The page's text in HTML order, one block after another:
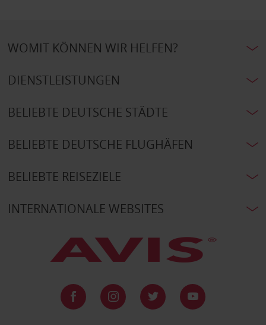
WOMIT KÖNNEN WIR HELFEN?
DIENSTLEISTUNGEN
BELIEBTE DEUTSCHE STÄDTE
BELIEBTE DEUTSCHE FLUGHÄFEN
BELIEBTE REISEZIELE
INTERNATIONALE WEBSITES